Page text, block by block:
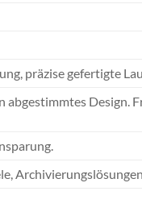
präzise gefertigte
abgestimmtes Design.